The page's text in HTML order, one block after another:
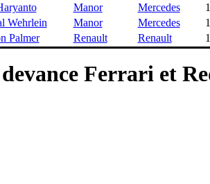
Manor Mercedes
Wehrlein Manor Mercedes
Palmer Renault Renault
Ferrari et